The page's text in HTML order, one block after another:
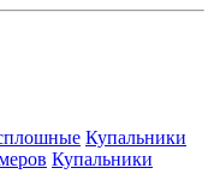
Купальники
Купальники